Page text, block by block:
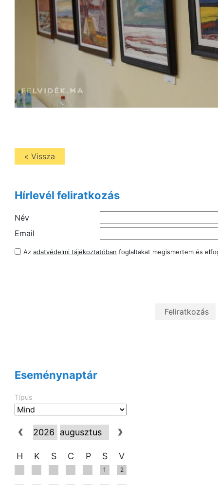
« Vissza
Hírlevél feliratkozás
Név
Email
Az adatvédelmi tájékoztatóban foglaltakat megismertem és
Eseménynaptár
Típus
H K S C P S V
1 2